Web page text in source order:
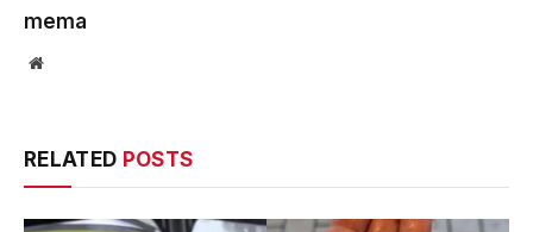
mema
Website
RELATED POSTS